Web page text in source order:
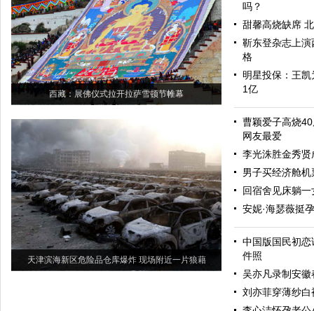
西藏：展佛仪式拉开拉萨雪顿节帷幕
天津滨海新区危险品仓库爆炸 现场附近一片狼藉
吗？
甜馨高烧缺席
靳东登杂志上
格
明星投保：王
1亿
曹颖爱子高烧
网友最爱
李光洙胜金秀
男子买经济舱
回宿舍见床躺
安妮·海瑟薇挺
中国版国民初
件照
吴亦凡录制安
刘亦菲穿薄纱白